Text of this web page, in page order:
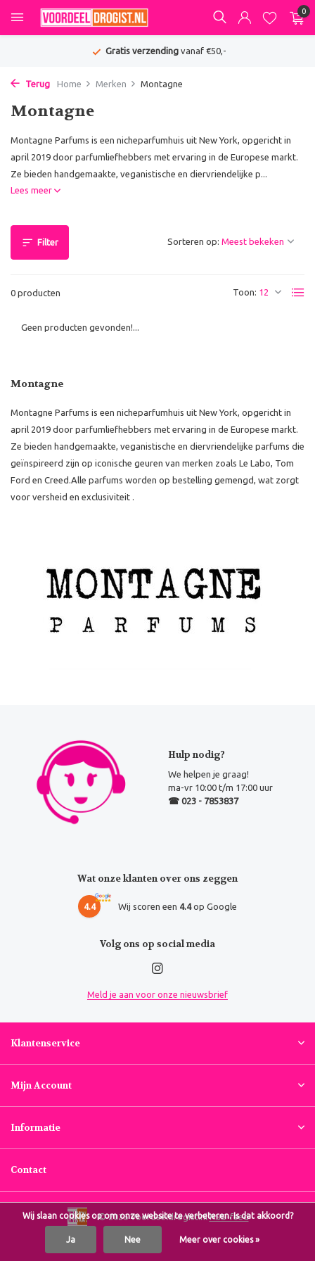
0
Gratis verzendingvanaf €50,-
Terug Home Merken Montagne
Montagne
Montagne Parfums is een nicheparfumhuis uit New York, opgericht in
april 2019 door parfumliefhebbers met ervaring in de Europese markt.
Ze bieden handgemaakte, veganistische en diervriendelijke p...
Lees meer
Filter
0 producten Toon:
Sorteren op:
Geen producten gevonden!...
Montagne
Montagne Parfums is een nicheparfumhuis uit New York, opgericht in
april 2019 door parfumliefhebbers met ervaring in de Europese markt.
Ze bieden handgemaakte, veganistische en diervriendelijke parfums die
geïnspireerd zijn op iconische geuren van merken zoals Le Labo, Tom
Ford en Creed.Alle parfums worden op bestelling gemengd, wat zorgt
voor versheid en exclusiviteit .
Hulp nodig?
We helpen je graag!
ma-vr 10:00 t/m 17:00 uur
☎ 023 - 7853837
Wat onze klanten over ons zeggen
4.4 Wij scoren een 4.4op Google
Volg ons op social media
Meld je aan voor onze nieuwsbrief
Klantenservice
Mijn Account
Informatie
Contact
© 2026 Voordeeldrogist.nlRSS-feed
Wij slaan cookies op om onze website te verbeteren. Is dat akkoord?
Ja Nee Meer over cookies »